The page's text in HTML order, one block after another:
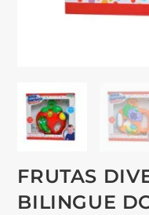
FRUTAS
BILINGUE